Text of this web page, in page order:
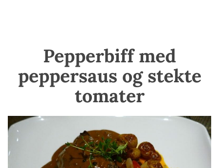
Pepperbiff med
peppersaus og stekte
tomater